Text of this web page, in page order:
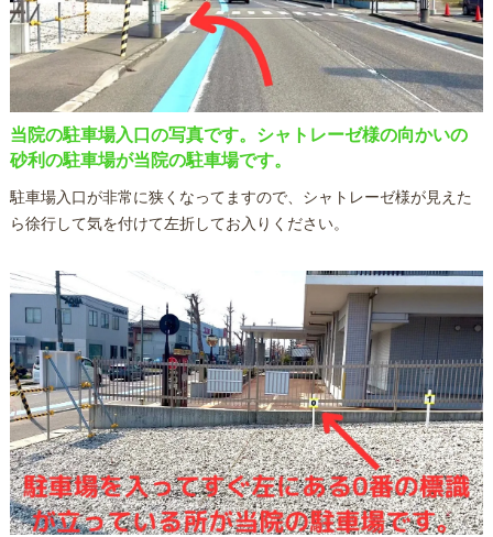
当院の駐車場入口の写真です。シャトレーゼ様の向かいの
砂利の駐車場が当院の駐車場です。
駐車場入口が非常に狭くなってますので、シャトレーゼ様が見えた
ら徐行して気を付けて左折してお入りください。